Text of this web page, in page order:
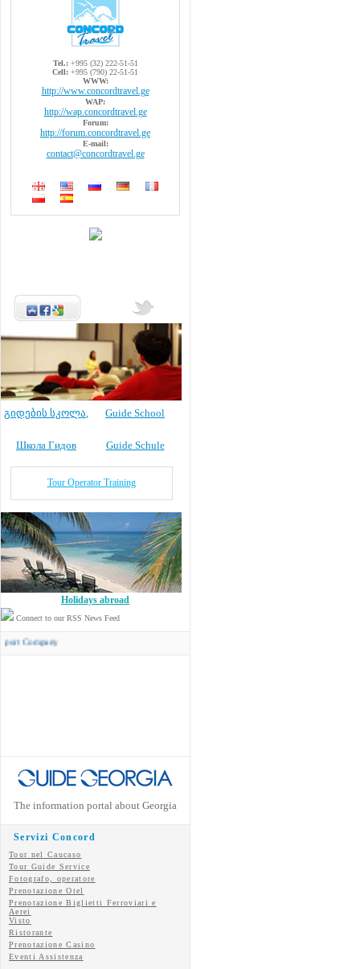
Tel.:+995 (32) 222-51-51
Cell: +995 (790) 22-51-51
WWW:
http://www.concordtravel.ge
WAP:
http://wap.concordtravel.ge
Forum:
http://forum.concordtravel.ge
E-mail:
contact@concordtravel.ge
გიდების სკოლა, Guide School
Школа Гидов Guide Schule
Tour Operator Training
Holidays abroad
Connect to our RSS News Feed
The information portal about Georgia
Servizi Concord
Tour nel Caucaso
Tour Guide Service
Fotografo, operatore
Prenotazione Otel
Prenotazione Biglietti Ferroviari e
Aerei
Visto
Ristorante
Prenotazione Casino
Eventi Assistenza